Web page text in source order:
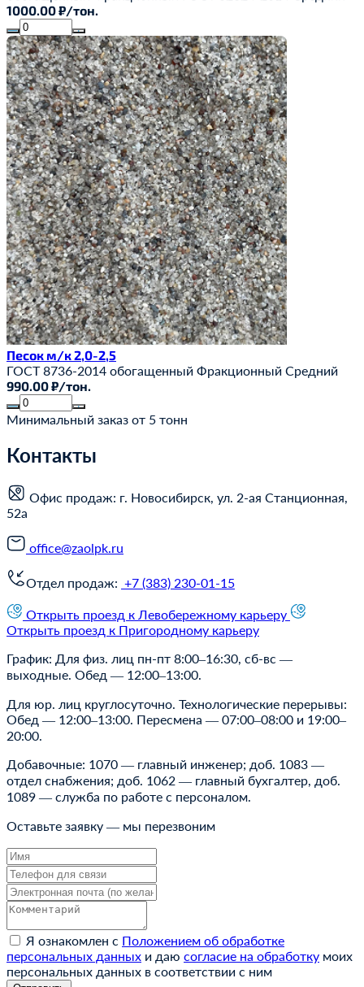
1000.00 ₽/тон.
Песок м/к 2,0-2,5
ГОСТ 8736-2014 обогащенный Фракционный Средний
990.00 ₽/тон.
Минимальный заказ от 5 тонн
Контакты
Офис продаж: г. Новосибирск, ул. 2-ая Станционная,
52а
office@zaolpk.ru
Отдел продаж: +7 (383) 230-01-15
Открыть проезд к Левобережному карьеру
Открыть проезд к Пригородному карьеру
График: Для физ. лиц пн-пт 8:00–16:30, сб-вс —
выходные. Обед — 12:00–13:00.
Для юр. лиц круглосуточно. Технологические перерывы:
Обед — 12:00–13:00. Пересмена — 07:00–08:00 и 19:00–
20:00.
Добавочные: 1070 — главный инженер; доб. 1083 —
отдел снабжения; доб. 1062 — главный бухгалтер, доб.
1089 — cлужба по работе с персоналом.
Оставьте заявку — мы перезвоним
Я ознакомлен с Положением об обработке
персональных данных и даю согласие на обработку моих
персональных данных в соответствии с ним